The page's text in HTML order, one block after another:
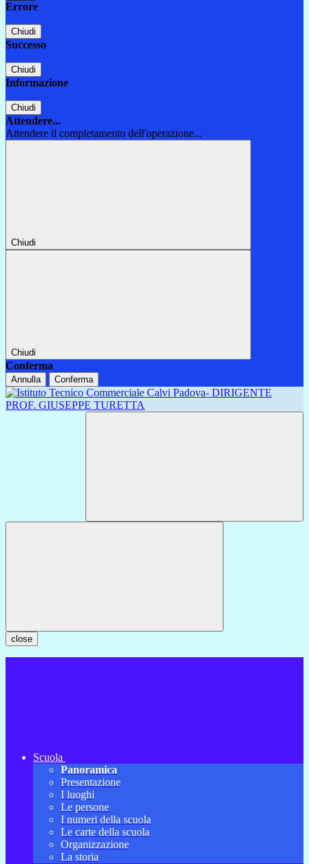
Errore
Chiudi
Successo
Chiudi
Informazione
Chiudi
Attendere...
Attendere il completamento dell'operazione...
Chiudi
Chiudi
Conferma
Annulla Conferma
close
Scuola
Panoramica
Presentazione
I luoghi
Le persone
I numeri della scuola
Le carte della scuola
Organizzazione
La storia